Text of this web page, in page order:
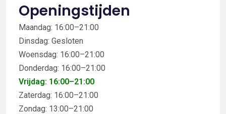
Openingstijden
Maandag: 16:00–21:00
Dinsdag: Gesloten
Woensdag: 16:00–21:00
Donderdag: 16:00–21:00
Vrijdag: 16:00–21:00
Zaterdag: 16:00–21:00
Zondag: 13:00–21:00